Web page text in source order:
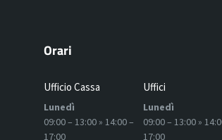
Orari
Ufficio Cassa
Lunedì
09:00 – 13:00 » 14:00 –
17:00
Uffici
Lunedì
09:00 – 13:00 »
17:00